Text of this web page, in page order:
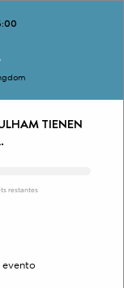
TIENEN
restantes
evento